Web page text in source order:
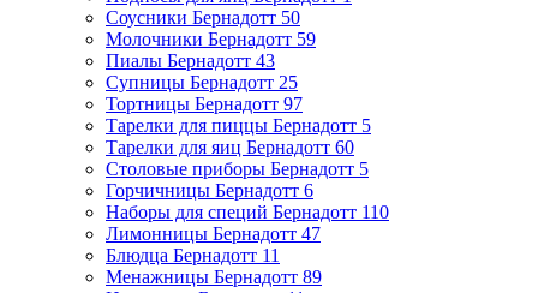
Соусники Бернадотт 50
Молочники Бернадотт 59
Пиалы Бернадотт 43
Супницы Бернадотт 25
Тортницы Бернадотт 97
Тарелки для пиццы Бернадотт 5
Тарелки для яиц Бернадотт 60
Столовые приборы Бернадотт 5
Горчичницы Бернадотт 6
Наборы для специй Бернадотт 110
Лимонницы Бернадотт 47
Блюдца Бернадотт 11
Менажницы Бернадотт 89